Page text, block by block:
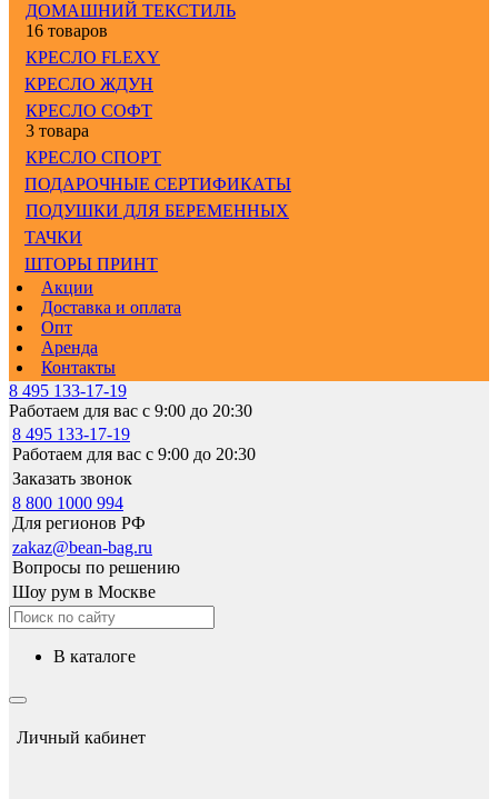
ДОМАШНИЙ ТЕКСТИЛЬ
16 товаров
КРЕСЛО FLEXY
КРЕСЛО ЖДУН
КРЕСЛО СОФТ
3 товара
КРЕСЛО СПОРТ
ПОДАРОЧНЫЕ СЕРТИФИКАТЫ
ПОДУШКИ ДЛЯ БЕРЕМЕННЫХ
ТАЧКИ
ШТОРЫ ПРИНТ
Акции
Доставка и оплата
Опт
Аренда
Контакты
8 495 133-17-19
Работаем для вас с 9:00 до 20:30
8 495 133-17-19
Работаем для вас с 9:00 до 20:30
Заказать звонок
8 800 1000 994
Для регионов РФ
zakaz@bean-bag.ru
Вопросы по решению
Шоу рум в Москве
в каталоге
Личный кабинет